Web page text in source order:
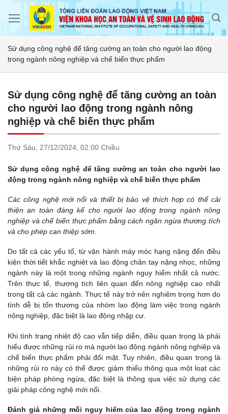
Sử dụng công nghệ để tăng cường an toàn cho người lao động
trong ngành nông nghiệp và chế biến thực phẩm
Sử dụng công nghệ để tăng cường an toàn
cho người lao động trong ngành nông
nghiệp và chế biến thực phẩm
Thứ Sáu, 27/12/2024, 02:00 Chiều
Sử dụng công nghệ để tăng cường an toàn cho người lao
động trong ngành nông nghiệp và chế biến thực phẩm
Các công nghệ mới nổi và thiết bị bảo vệ thích hợp có thể cải
thiện an toàn đáng kể cho người lao động trong ngành nông
nghiệp và chế biến thực phẩm bằng cách ngăn ngừa thương tích
và cho phép can thiệp sớm.
Do tất cả các yếu tố, từ vận hành máy móc hạng nặng đến điều
kiện thời tiết khắc nghiệt và lao động chân tay nặng nhọc, những
ngành này là một trong những ngành nguy hiểm nhất cả nước.
Trên thực tế, thương tích liên quan đến nông nghiệp cao nhất
trong tất cả các ngành. Thực tế này trở nên nghiêm trọng hơn do
tính dễ bị tổn thương của nhóm lao động làm việc trong ngành
nông nghiệp, đặc biệt là lao động nhập cư.
Khi tình trạng nhiệt độ cao vẫn tiếp diễn, điều quan trọng là phải
hiểu được những rủi ro mà người lao động ngành nông nghiệp và
chế biến thực phẩm phải đối mặt. Tuy nhiên, điều quan trọng là
những rủi ro này có thể được giảm thiểu thông qua một loạt các
biện pháp phòng ngừa, đặc biệt là thông qua việc sử dụng các
giải pháp công nghệ mới nổi.
Đánh giá những mối nguy hiểm của lao động trong ngành